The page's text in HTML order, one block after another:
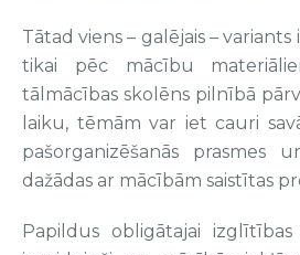
Tātad viens – galējais –
tikai pēc mācību
tālmācības skolēns pilnībā
laiku, tēmām var iet cauri
pašorganizēšanās prasmes
dažādas ar mācībām saistītas
Papildus obligātajai